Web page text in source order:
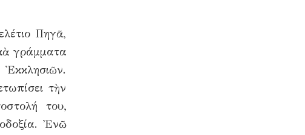
Πηγᾶ,
γράμματα
τὴν
του,
Ἐνῶ